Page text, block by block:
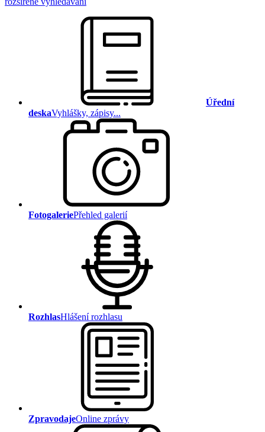
Úřední
deskaVyhlášky, zápisy...
FotogaleriePřehled galerií
RozhlasHlášení rozhlasu
ZpravodajeOnline zprávy